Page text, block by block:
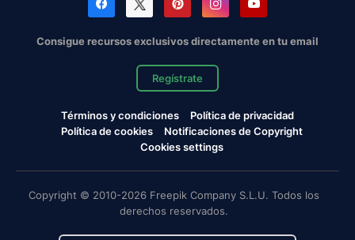
Consigue recursos exclusivos directamente en tu email
Regístrate
Términos y condiciones
Política de privacidad
Política de cookies
Notificaciones de Copyright
Cookies settings
Copyright © 2010-2026 Freepik Company S.L.U. Todos los
derechos reservados.